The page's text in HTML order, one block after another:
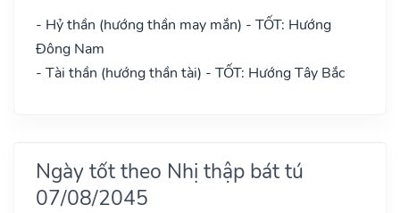
- Hỷ thần (hướng thần may mắn) - TỐT: Hướng
Đông Nam
- Tài thần (hướng thần tài) - TỐT: Hướng Tây Bắc
Ngày tốt theo Nhị thập bát tú
07/08/2045